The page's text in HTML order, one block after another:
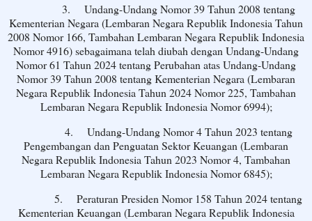
3.
Undang-Undang Nomor 39 Tahun 2008 tentang
Kementerian Negara (Lembaran Negara Republik Indonesia Tahun
2008 Nomor 166, Tambahan Lembaran Negara Republik Indonesia
Nomor 4916) sebagaimana telah diubah dengan Undang-Undang
Nomor 61 Tahun 2024 tentang Perubahan atas Undang-Undang
Nomor 39 Tahun 2008 tentang Kementerian Negara (Lembaran
Negara Republik Indonesia Tahun 2024 Nomor 225, Tambahan
Lembaran Negara Republik Indonesia Nomor 6994);
4.
Undang-Undang Nomor 4 Tahun 2023 tentang
Pengembangan dan Penguatan Sektor Keuangan (Lembaran
Negara Republik Indonesia Tahun 2023 Nomor 4, Tambahan
Lembaran Negara Republik Indonesia Nomor 6845);
5.
Peraturan Presiden Nomor 158 Tahun 2024 tentang
Kementerian Keuangan (Lembaran Negara Republik Indonesia